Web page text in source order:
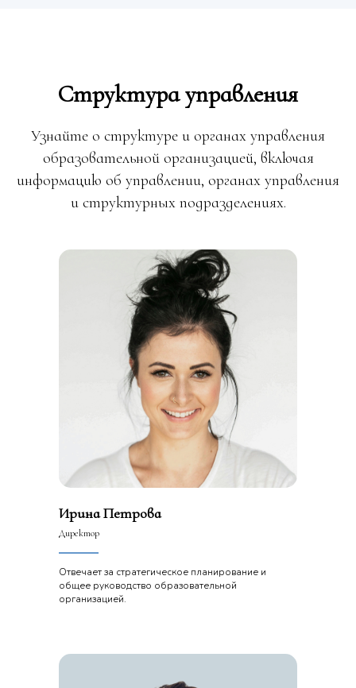
Структура управления
Узнайте о структуре и органах управления
образовательной организацией, включая
информацию об управлении, органах управления
и структурных подразделениях.
Ирина Петрова
Директор
Отвечает за стратегическое планирование и
общее руководство образовательной
организацией.